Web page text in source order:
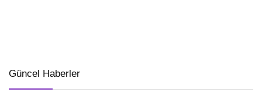
Güncel Haberler